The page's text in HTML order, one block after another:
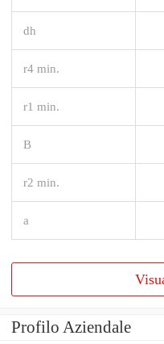
dh
r4 min.
r1 min.
B
r2 min.
a
Profilo Aziendale